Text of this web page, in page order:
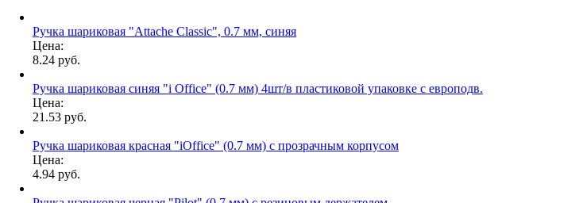
Ручка шариковая "Attache Classic", 0.7 мм, синяя
Цена:
8.24 руб.
Ручка шариковая синяя "i Office" (0.7 мм) 4шт/в пластиковой упаковке с европодв.
Цена:
21.53 руб.
Ручка шариковая красная "iOffice" (0.7 мм) с прозрачным корпусом
Цена:
4.94 руб.